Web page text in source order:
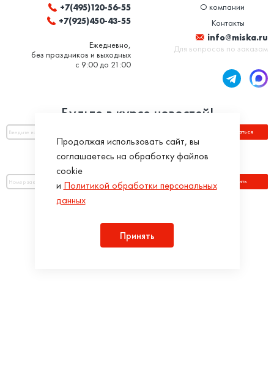
+7(495)120-56-55
+7(925)450-43-55
Ежедневно,
без праздников и выходных
с 9:00 до 21:00
О компании
Контакты
info@miska.ru
Для вопросов по заказам
Будьте в курсе новостей!
Подписаться
Оплатить по номеру заказа:
Оплатить
Продолжая использовать сайт, вы
соглашаетесь на обработку файлов
cookie
и Политикой обработки персональных
данных
Принять